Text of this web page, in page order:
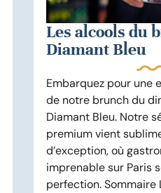
Les alcools du
Diamant Bleu
Embarquez pour une
de notre brunch du
Diamant Bleu. Notre
premium vient
d’exception, où
imprenable sur Paris
perfection. Sommaire